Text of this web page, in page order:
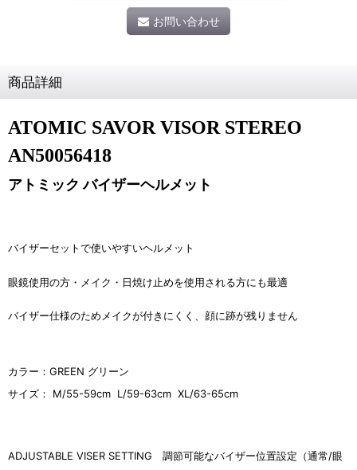
お問い合わせ
商品詳細
ATOMIC SAVOR VISOR STEREO
AN50056418
アトミック バイザーヘルメット
バイザーセットで使いやすいヘルメット
眼鏡使用の方・メイク・日焼け止めを使用される方にも最適
バイザー仕様のためメイクが付きにくく、顔に跡が残りません
カラー：GREEN グリーン
サイズ： M/55-59cm L/59-63cm XL/63-65cm
ADJUSTABLE VISER SETTING 調節可能なバイザー位置設定（通常/眼